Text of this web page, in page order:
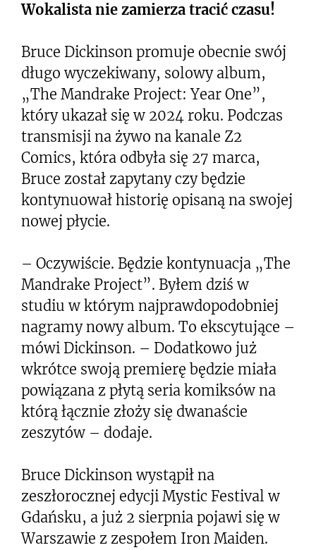
Wokalista nie zamierza tracić czasu!
Bruce Dickinson promuje obecnie swój
długo wyczekiwany, solowy album,
„The Mandrake Project: Year One”,
który ukazał się w 2024 roku. Podczas
transmisji na żywo na kanale Z2
Comics, która odbyła się 27 marca,
Bruce został zapytany czy będzie
kontynuował historię opisaną na swojej
nowej płycie.
– Oczywiście. Będzie kontynuacja „The
Mandrake Project”. Byłem dziś w
studiu w którym najprawdopodobniej
nagramy nowy album. To ekscytujące –
mówi Dickinson. – Dodatkowo już
wkrótce swoją premierę będzie miała
powiązana z płytą seria komiksów na
którą łącznie złoży się dwanaście
zeszytów – dodaje.
Bruce Dickinson wystąpił na
zeszłorocznej edycji Mystic Festival w
Gdańsku, a już 2 sierpnia pojawi się w
Warszawie z zespołem Iron Maiden.